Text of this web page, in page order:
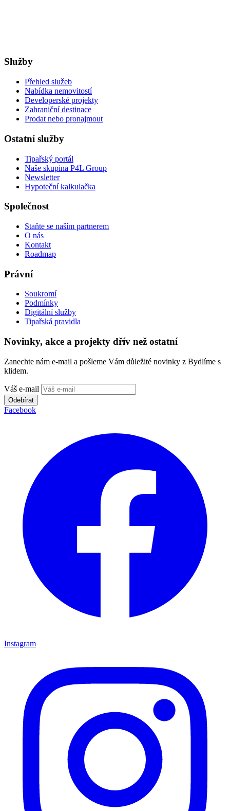
Služby
Přehled služeb
Nabídka nemovitostí
Developerské projekty
Zahraniční destinace
Prodat nebo pronajmout
Ostatní služby
Tipařský portál
Naše skupina P4L Group
Newsletter
Hypoteční kalkulačka
Společnost
Staňte se naším partnerem
O nás
Kontakt
Roadmap
Právní
Soukromí
Podmínky
Digitální služby
Tipařská pravidla
Novinky, akce a projekty dřív než ostatní
Zanechte nám e-mail a pošleme Vám důležité novinky z Bydlíme s
klidem.
Váš e-mail
Odebírat
Facebook
Instagram